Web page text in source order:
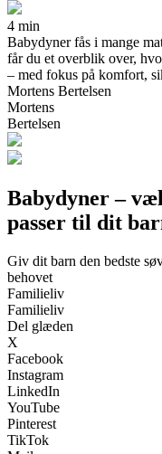
4 min
Babydyner fås i mange
får du et overblik over,
– med fokus på komfort,
Mortens Bertelsen
Mortens
Bertelsen
Babydyner –
passer til dit
Giv dit barn den bedste
behovet
Familieliv
Familieliv
Del glæden
X
Facebook
Instagram
LinkedIn
YouTube
Pinterest
TikTok